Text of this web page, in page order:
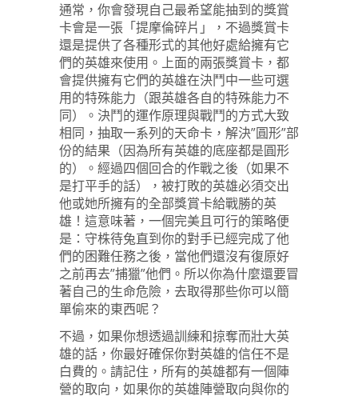
通常，你會發現自己最希望能抽到的獎賞
卡會是一張「提摩倫碎片」，不過獎賞卡
還是提供了各種形式的其他好處給擁有它
們的英雄來使用。上面的兩張獎賞卡，都
會提供擁有它們的英雄在決鬥中一些可選
用的特殊能力（跟英雄各自的特殊能力不
同）。決鬥的運作原理與戰鬥的方式大致
相同，抽取一系列的天命卡，解決”圓形”部
份的結果（因為所有英雄的底座都是圓形
的）。經過四個回合的作戰之後（如果不
是打平手的話），被打敗的英雄必須交出
他或她所擁有的全部獎賞卡給戰勝的英
雄！這意味著，一個完美且可行的策略便
是：守株待兔直到你的對手已經完成了他
們的困難任務之後，當他們還沒有復原好
之前再去”捕獵”他們。所以你為什麼還要冒
著自己的生命危險，去取得那些你可以簡
單偷來的東西呢？
不過，如果你想透過訓練和掠奪而壯大英
雄的話，你最好確保你對英雄的信任不是
白費的。請記住，所有的英雄都有一個陣
營的取向，如果你的英雄陣營取向與你的